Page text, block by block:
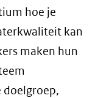
hoe je
kan
maken hun
doelgroep,